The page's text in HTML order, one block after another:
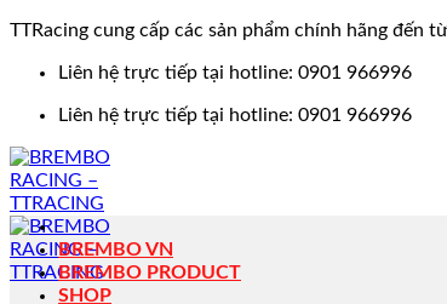
TTRacing cung cấp các sản phẩm chính hãng
Liên hệ trực tiếp tại hotline: 0901 966996
Liên hệ trực tiếp tại hotline: 0901 966996
BREMBO VN
BREMBO PRODUCT
SHOP